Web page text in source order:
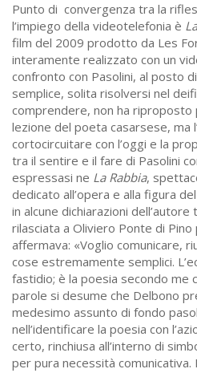
Punto di convergenza tra la
l’impiego della videotelefonia è
film del 2009 prodotto da Les
interamente realizzato con un
confronto con Pasolini, al posto
semplice, solita risolversi nel
comprendere, non ha riproposto
lezione del poeta casarsese, ma
cortocircuitare con l’oggi e la
tra il sentire e il fare di Pasolini
espressasi ne La Rabbia,
dedicato all’opera e alla figura
in alcune dichiarazioni
rilasciata a Oliviero Ponte di
affermava: «Voglio comunicare,
cose estremamente semplici.
fastidio; è la poesia secondo me
parole si desume che Delbono
medesimo assunto di fondo
nell’identificare la poesia con
certo, rinchiusa all’interno di
per pura necessità